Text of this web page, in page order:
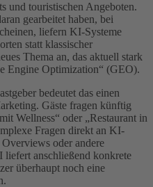
und touristischen Angeboten.
gearbeitet haben, bei
liefern KI-Systeme
statt klassischer
Thema an, das aktuell stark
Engine Optimization“ (GEO).
bedeutet das einen
Gäste fragen künftig
Wellness“ oder „Restaurant in
Fragen direkt an KI-
oder andere
liefert anschließend konkrete
überhaupt noch eine